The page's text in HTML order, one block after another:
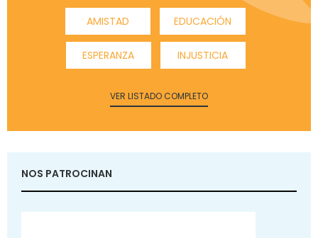
AMISTAD EDUCACIÓN
ESPERANZA INJUSTICIA
VER LISTADO COMPLETO
NOS PATROCINAN